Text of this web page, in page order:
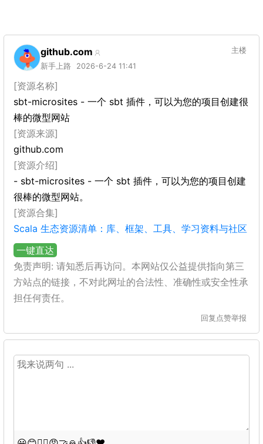
github.com
新手上路 2026-6-24 11:41
主楼
[资源名称]
sbt-microsites - 一个 sbt 插件，可以为您的项目创建很
棒的微型网站
[资源来源]
github.com
[资源介绍]
- sbt-microsites - 一个 sbt 插件，可以为您的项目创建
很棒的微型网站。
[资源合集]
Scala 生态资源清单：库、框架、工具、学习资料与社区
一键直达
免责声明: 请知悉后再访问。本网站仅公益提供指向第三
方站点的链接，不对此网址的合法性、准确性或安全性承
担任何责任。
回复 点赞举报